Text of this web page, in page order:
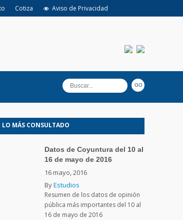
Cotiza Aviso de Privacidad
LO MÁS CONSULTADO
Datos de Coyuntura del 10 al
16 de mayo de 2016
16 mayo, 2016
ByEstudios
Resumen de los datos de opinión
pública más importantes del 10 al
16 de mayo de 2016